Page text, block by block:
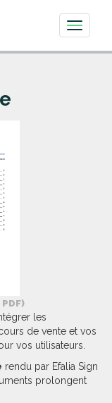
Toggle
PDF)
les
de vente et vos
vos utilisateurs.
rendu par Efalia Sign
prolongent